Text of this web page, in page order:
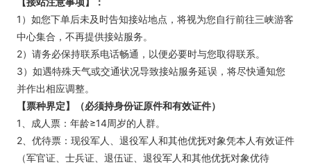
1）如您下单后未及时告知接站地点，将视为您自行前往三峡游客
中心集合，不再提供接站服务。
2）请务必保持联系电话畅通，以便必要时与您取得联系。
3）如遇特殊天气或交通状况导致接站服务延误，将尽快通知您
并作出相应调整。
【票种界定】（必须持身份证原件和有效证件）
1、成人票：年龄≥14周岁的人群。
2、优待票：现役军人、退役军人和其他优抚对象凭本人有效证件
（军官证、士兵证、退伍证、退役军人和其他优抚对象优待